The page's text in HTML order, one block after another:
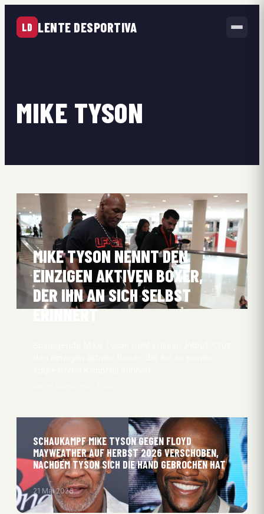
LD LENTE DESPORTIVA
MIKE TYSON
MIKE TYSON NENNT DEN
EINZIGEN AKTIVEN BOXER,
DER IHN AN SICH SELBST
ERINNERT
SCHAUKAMPF MIKE TYSON GEGEN FLOYD
MAYWEATHER AUF HERBST 2026 VERSCHOBEN,
NACHDEM TYSON SICH DIE HAND GEBROCHEN HAT
21 Mai 2026